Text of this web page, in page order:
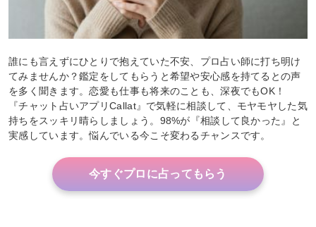
誰にも言えずにひとりで抱えていた不安、プロ占い師に打ち明け
てみませんか？鑑定をしてもらうと希望や安心感を持てるとの声
を多く聞きます。恋愛も仕事も将来のことも、深夜でもOK！
『チャット占いアプリCallat』で気軽に相談して、モヤモヤした気
持ちをスッキリ晴らしましょう。98%が『相談して良かった』と
実感しています。悩んでいる今こそ変わるチャンスです。
今すぐプロに占ってもらう